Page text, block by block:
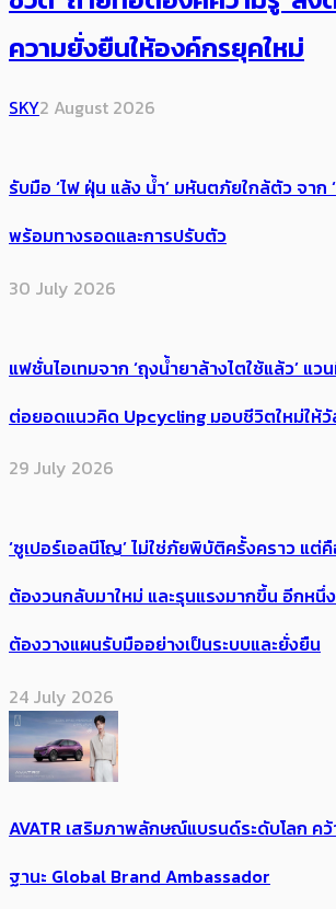
ความยั่งยืนให้องค์กรยุคใหม่
SKY2 August 2026
รับมือ ‘ไฟ ฝุ่น แล้ง น้ำ’ มหันตภัยใกล้ตัว จาก
พร้อมทางรอดและการปรับตัว
30 July 2026
แฟชั่นไอเทมจาก ‘ถุงน้ำยาล้างไตใช้แล้ว’ แ
ต่อยอดแนวคิด Upcycling มอบชีวิตใหม่ให้วั
29 July 2026
‘ซูเปอร์เอลนีโญ’ ไม่ใช่ภัยพิบัติครั้งคราว แต่คื
ต้อง​วนกลับมาใหม่ และรุนแรงมากขึ้น อีกหนึ่
ต้องวางแผนรับมืออย่างเป็นระบบและยั่งยืน
24 July 2026
AVATR เสริมภาพลักษณ์แบรนด์ระดับโลก คว้
ฐานะ Global Brand Ambassador